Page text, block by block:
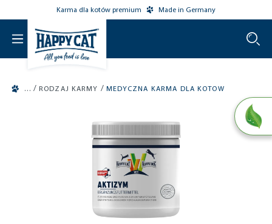
main contentKarma dla kotów premium Made in Germany
/ RODZAJ KARMY / MEDYCZNA KARMA DLA KOTOW